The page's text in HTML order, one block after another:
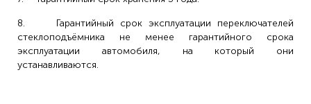
8. Гарантийный срок эксплуатации переключателей
стеклоподъёмника не менее гарантийного срока
эксплуатации автомобиля, на который они
устанавливаются.